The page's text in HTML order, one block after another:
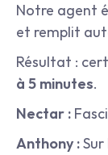
Notre agent
et remplit
Résultat :
à 5 minutes.
Nectar :
Anthony :